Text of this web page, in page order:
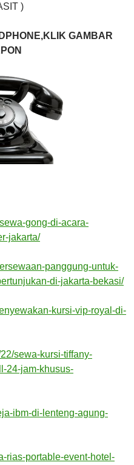
)
GAMBAR
gong-di-acara-
jakarta/
panggung-untuk-
di-jakarta-bekasi/
kursi-vip-royal-di-
sewa-kursi-tiffany-
24-jam-khusus-
ibm-di-lenteng-agung-
rias-portable-event-hotel-